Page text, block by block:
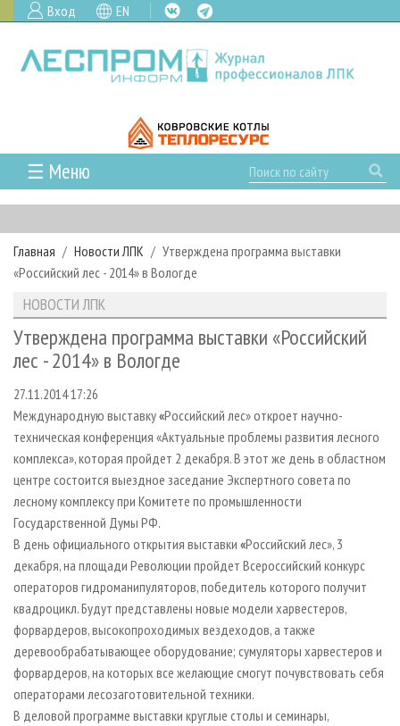
Вход EN
☰ Меню
ГЛАВНАЯ
РУБРИКИ И ТЕМЫ
РУБРИКИ ЖУРНАЛА
ЛЕСОЗАГОТОВКА
ЛЕСОПИЛЕНИЕ
СУШКА ДРЕВЕСИНЫ
ПРОИЗВОДСТВО ДРЕВЕСНЫХ ПЛИТ
ДЕРЕВЯННОЕ ДОМОСТРОЕНИЕ
ПРОИЗВОДСТВО МЕБЕЛИ
БИОЭНЕРГЕТИКА
ЦБП
ИНСТРУМЕНТ И МАТЕРИАЛЫ
НОВОСТИ
НОВОСТИ ЛПК
НОВОСТИ ЖУРНАЛА
ПРОЕКТЫ ЛПИ
АНАЛИТИКА
ПРЕДПРИЯТИЯ ЛПК
ПЕРСОНЫ
МОБИЛЬНЫЕ ВЫСТАВКИ
ОФИЦИАЛЬНЫЕ ДЕЛЕГАЦИИ
ПРИОРИТЕТНЫЕ ИНВЕСТПРОЕКТЫ
RUSSIAN FORESTRY REVIEW
ГАЗЕТА ЛЕСПРОМФОРУМ
БИБЛИОТЕКА СПЕЦИАЛИСТА
АРХИВ ЖУРНАЛОВ
О ЖУРНАЛЕ
ПОДПИСКА
КОНТАКТЫ
РЕКЛАМОДАТЕЛЯМ
РЕКЛАМА
РЕКЛАМА НА САЙТЕ
Главная Новости ЛПК
Утверждена программа выставки
«Российский лес - 2014» в Вологде
НОВОСТИ ЛПК
Утверждена программа выставки «Российский
лес - 2014» в Вологде
27.11.2014 17:26
Международную выставку«Российский лес»откроет научно-
техническая конференция «Актуальные проблемы развития лесного
комплекса», которая пройдет 2 декабря. В этот же день в областном
центре состоится выездное заседание Экспертного совета по
лесному комплексу при Комитете по промышленности
Государственной Думы РФ.
В день официального открытия выставки «Российский лес», 3
декабря, на площади Революции пройдет Всероссийский конкурс
операторов гидроманипуляторов, победитель которого получит
квадроцикл. Будут представлены новые модели харвестеров,
форвардеров, высокопроходимых вездеходов, а также
деревообрабатывающее оборудование; сумуляторы харвестеров и
форвардеров, на которых все желающие смогут почувствовать себя
операторами лесозаготовительной техники.
В деловой программе выставки круглые столы и семинары,